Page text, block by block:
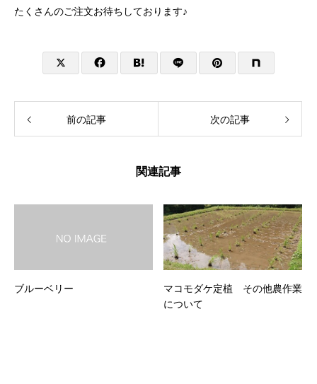
たくさんのご注文お待ちしております♪
前の記事 次の記事
関連記事
ブルーベリー
マコモダケ定植 その他農作業
について